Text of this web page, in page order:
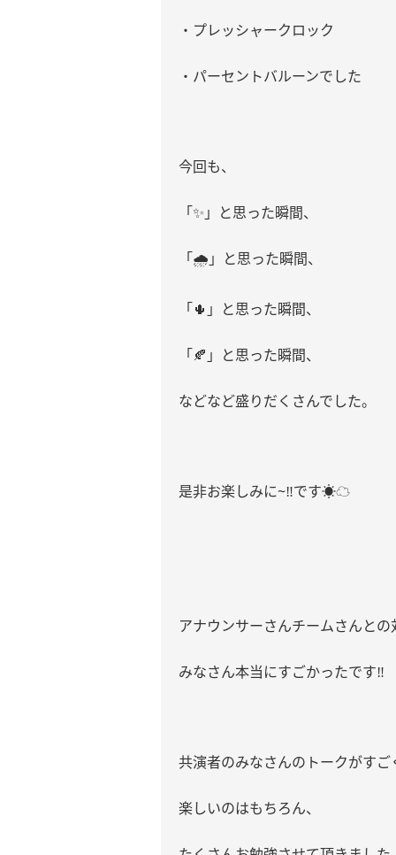
・プレッシャークロック
・パーセントバルーンでした
今回も、
「✨ 」と思った瞬間、
「🌧️ 」と思った瞬間、
「🌵 」と思った瞬間、
「🍂 」と思った瞬間、
などなど盛りだくさんでした。
是非お楽しみに~‼︎です☀️☁️
アナウンサーさんチームさんと
みなさん本当にすごかったです‼︎
共演者のみなさんのトークがすご
楽しいのはもちろん、